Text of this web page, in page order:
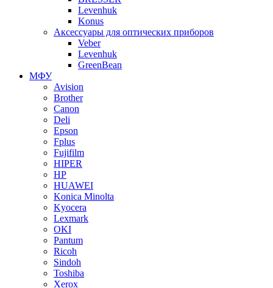
Levenhuk
Konus
Аксессуары для оптических приборов
Veber
Levenhuk
GreenBean
МФУ
Avision
Brother
Canon
Deli
Epson
Fplus
Fujifilm
HIPER
HP
HUAWEI
Konica Minolta
Kyocera
Lexmark
OKI
Pantum
Ricoh
Sindoh
Toshiba
Xerox